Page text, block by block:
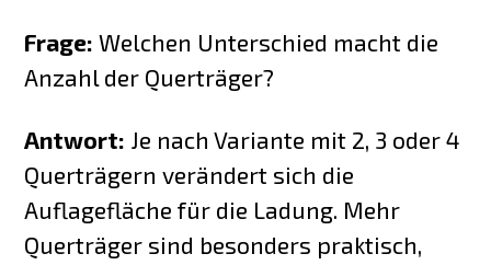
Frage: Welchen Unterschied macht die
Anzahl der Querträger?
Antwort: Je nach Variante mit 2, 3 oder 4
Querträgern verändert sich die
Auflagefläche für die Ladung. Mehr
Querträger sind besonders praktisch,